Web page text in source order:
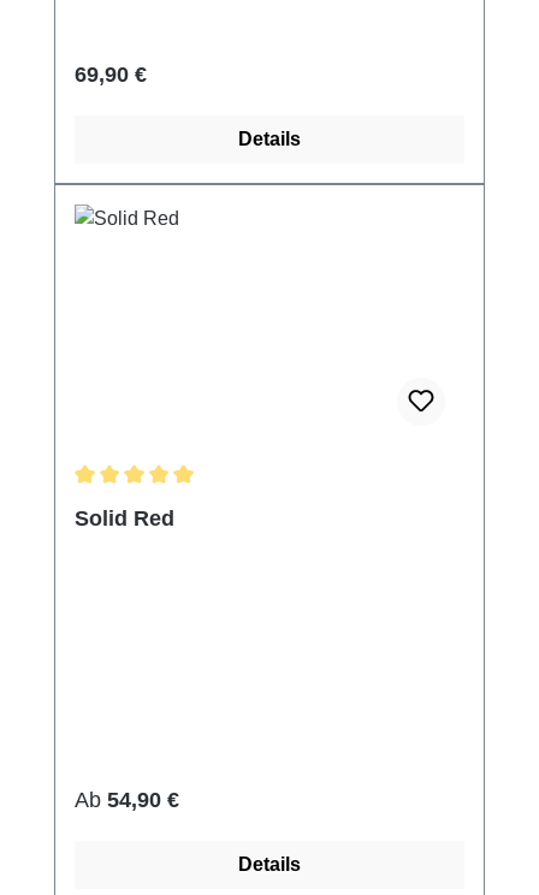
Regulärer Preis:
69,90 €
Details
Solid Red
Regulärer Preis:
Ab 54,90 €
Details